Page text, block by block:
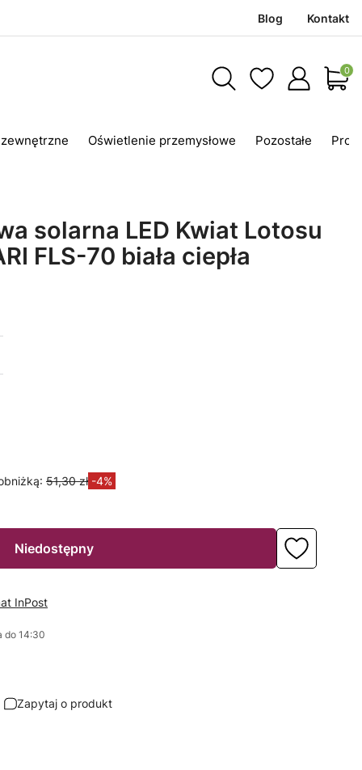
Blog Kontakt
Oświetlenie przemysłowe Pozostałe
solarna LED Kwiat Lotosu
FLS-70 biała ciepła
51,30 zł -4%
Niedostępny
InPost
do 14:30
Zapytaj o produkt